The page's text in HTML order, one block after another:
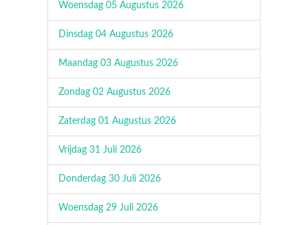
Woensdag 05 Augustus 2026
Dinsdag 04 Augustus 2026
Maandag 03 Augustus 2026
Zondag 02 Augustus 2026
Zaterdag 01 Augustus 2026
Vrijdag 31 Juli 2026
Donderdag 30 Juli 2026
Woensdag 29 Juli 2026